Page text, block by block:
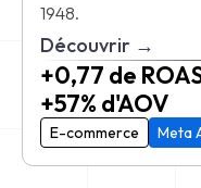
1948.
Découvrir →
+0,77 de
+57% d'AOV
E-commerce Meta